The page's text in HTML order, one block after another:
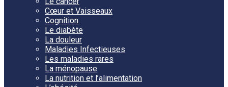
Cœur et Vaisseaux
Cognition
Le diabète
La douleur
Maladies Infectieuses
Les maladies rares
La ménopause
La nutrition et l’alimentation